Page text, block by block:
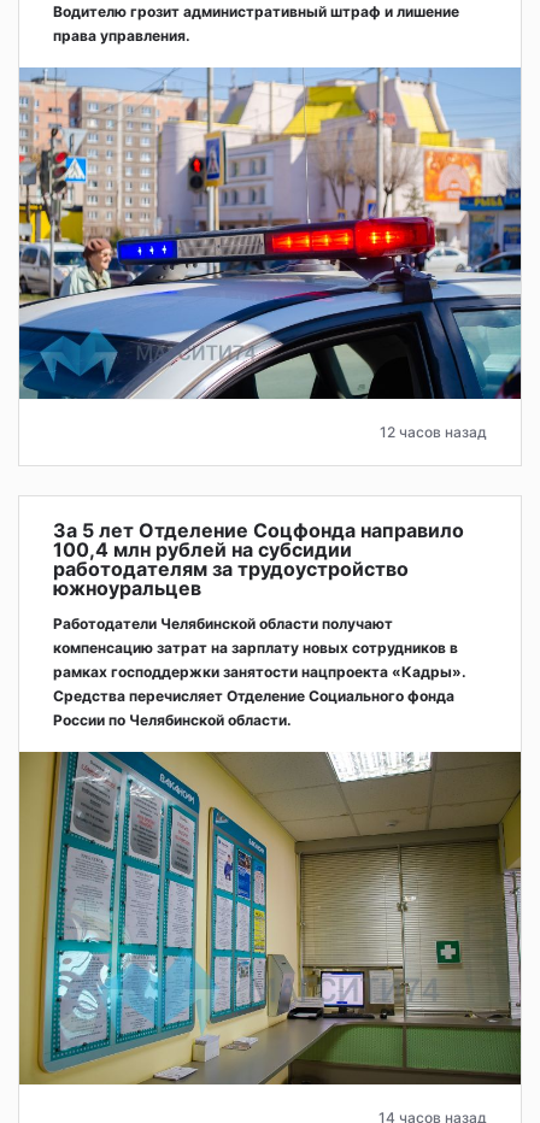
Водителю грозит административный штраф и лишение
права управления.
12 часов назад
За 5 лет Отделение Соцфонда направило
100,4 млн рублей на субсидии
работодателям за трудоустройство
южноуральцев
Работодатели Челябинской области получают
компенсацию затрат на зарплату новых сотрудников в
рамках господдержки занятости нацпроекта «Кадры».
Средства перечисляет Отделение Социального фонда
России по Челябинской области.
14 часов назад